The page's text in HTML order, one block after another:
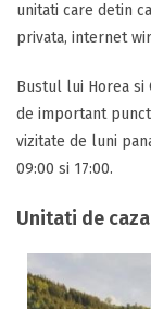
unitati care detin
privata, internet
Bustul lui Horea si
de important
vizitate de luni
09:00 si 17:00.
Unitati de